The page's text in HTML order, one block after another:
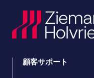
顧客サポート